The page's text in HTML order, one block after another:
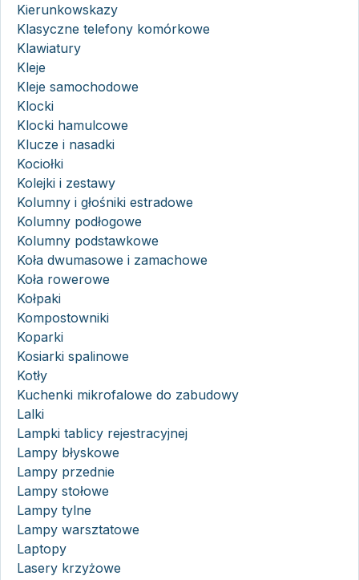
Kierunkowskazy
Klasyczne telefony komórkowe
Klawiatury
Kleje
Kleje samochodowe
Klocki
Klocki hamulcowe
Klucze i nasadki
Kociołki
Kolejki i zestawy
Kolumny i głośniki estradowe
Kolumny podłogowe
Kolumny podstawkowe
Koła dwumasowe i zamachowe
Koła rowerowe
Kołpaki
Kompostowniki
Koparki
Kosiarki spalinowe
Kotły
Kuchenki mikrofalowe do zabudowy
Lalki
Lampki tablicy rejestracyjnej
Lampy błyskowe
Lampy przednie
Lampy stołowe
Lampy tylne
Lampy warsztatowe
Laptopy
Lasery krzyżowe